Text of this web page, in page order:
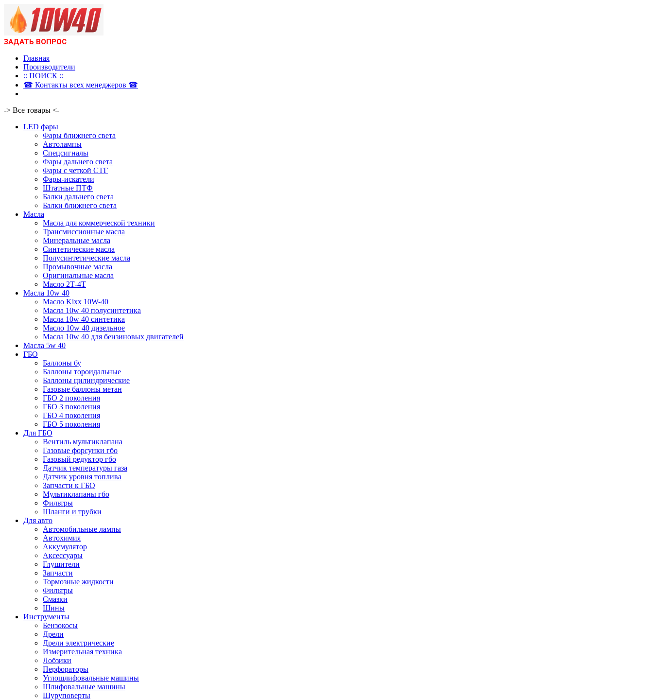
ЗАДАТЬ ВОПРОС
Главная
Производители
:: ПОИСК ::
☎ Контакты всех менеджеров ☎
-> Все товары <-
LED фары
Фары ближнего света
Автолампы
Спецсигналы
Фары дальнего света
Фары с четкой СТГ
Фары-искатели
Штатные ПТФ
Балки дальнего света
Балки ближнего света
Масла
Масла для коммерческой техники
Трансмиссионные масла
Минеральные масла
Синтетические масла
Полусинтетические масла
Промывочные масла
Оригинальные масла
Масло 2Т-4Т
Масла 10w 40
Mасло Kixx 10W-40
Масла 10w 40 полусинтетика
Масла 10w 40 синтетика
Масло 10w 40 дизельное
Масла 10w 40 для бензиновых двигателей
Масла 5w 40
ГБО
Баллоны бу
Баллоны тороидальные
Баллоны цилиндрические
Газовые баллоны метан
ГБО 2 поколения
ГБО 3 поколения
ГБО 4 поколения
ГБО 5 поколения
Для ГБО
Вентиль мультиклапана
Газовые форсунки гбо
Газовый редуктор гбо
Датчик температуры газа
Датчик уровня топлива
Запчасти к ГБО
Мультиклапаны гбо
Фильтры
Шланги и трубки
Для авто
Автомобильные лампы
Автохимия
Аккумулятор
Аксессуары
Глушители
Запчасти
Тормозные жидкости
Фильтры
Смазки
Шины
Инструменты
Бензокосы
Дрели
Дрели электрические
Измерительная техника
Лобзики
Перфораторы
Углошлифовальные машины
Шлифовальные машины
Шуруповерты